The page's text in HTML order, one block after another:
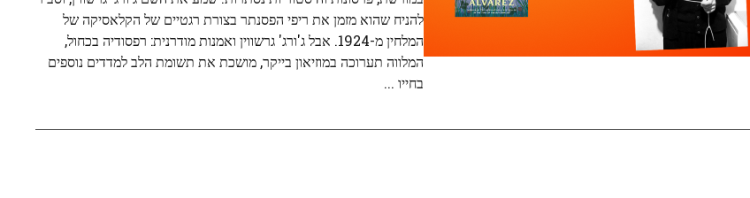
להניח שהוא מזמן את ריפי הפסנתר בצורת רגטיים של הקלאסיקה של
המלחין מ-1924. אבל ג'ורג' גרשווין ואמנות מודרנית: רפסודיה בכחול,
המלווה תערוכה במוזיאון בייקר, מושכת את תשומת הלב למדדים נוספים
בחייו ...